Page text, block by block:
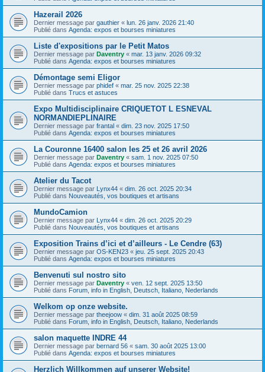
Hazerail 2026
Dernier message par gauthier « lun. 26 janv. 2026 21:40
Publié dans Agenda: expos et bourses miniatures
Liste d'expositions par le Petit Matos
Dernier message par Daventry « mar. 13 janv. 2026 09:32
Publié dans Agenda: expos et bourses miniatures
Démontage semi Eligor
Dernier message par phidef « mar. 25 nov. 2025 22:38
Publié dans Trucs et astuces
Expo Multidisciplinaire CRIQUETOT L ESNEVAL
NORMANDIEPLINAIRE
Dernier message par frantal « dim. 23 nov. 2025 17:50
Publié dans Agenda: expos et bourses miniatures
La Couronne 16400 salon les 25 et 26 avril 2026
Dernier message par Daventry « sam. 1 nov. 2025 07:50
Publié dans Agenda: expos et bourses miniatures
Atelier du Tacot
Dernier message par Lynx44 « dim. 26 oct. 2025 20:34
Publié dans Nouveautés, vos boutiques et artisans
MundoCamion
Dernier message par Lynx44 « dim. 26 oct. 2025 20:29
Publié dans Nouveautés, vos boutiques et artisans
Exposition Trains d’ici et d’ailleurs - Le Cendre (63)
Dernier message par OS-KEN23 « jeu. 25 sept. 2025 20:43
Publié dans Agenda: expos et bourses miniatures
Benvenuti sul nostro sito
Dernier message par Daventry « ven. 12 sept. 2025 13:50
Publié dans Forum, info in English, Deutsch, Italiano, Nederlands
Welkom op onze website.
Dernier message par theejoow « dim. 31 août 2025 08:59
Publié dans Forum, info in English, Deutsch, Italiano, Nederlands
salon maquette INDRE 44
Dernier message par bernard 56 « sam. 30 août 2025 13:00
Publié dans Agenda: expos et bourses miniatures
Herzlich Willkommen auf unserer Website!